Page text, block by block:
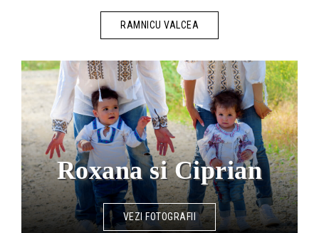
RAMNICU VALCEA
Roxana si Ciprian
VEZI FOTOGRAFII